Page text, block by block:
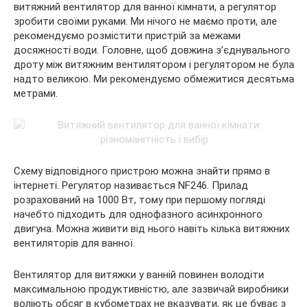
витяжний вентилятор для ванної кімнати, а регулятор
зробити своїми руками. Ми нічого не маємо проти, але
рекомендуємо розмістити пристрій за межами
досяжності води. Головне, щоб довжина з’єднувального
дроту між витяжним вентилятором і регулятором не була
надто великою. Ми рекомендуємо обмежитися десятьма
метрами.
Схему відповідного пристрою можна знайти прямо в
інтернеті. Регулятор називається NF246. Прилад
розрахований на 1000 Вт, тому при першому погляді
начебто підходить для однофазного асинхронного
двигуна. Можна живити від нього навіть кілька витяжних
вентиляторів для ванної.
Вентилятор для витяжки у ванній повинен володіти
максимальною продуктивністю, але зазвичай виробники
воліють обсяг в кубометрах не вказувати, як це буває з